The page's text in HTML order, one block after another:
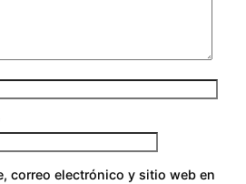
correo electrónico y sitio web en